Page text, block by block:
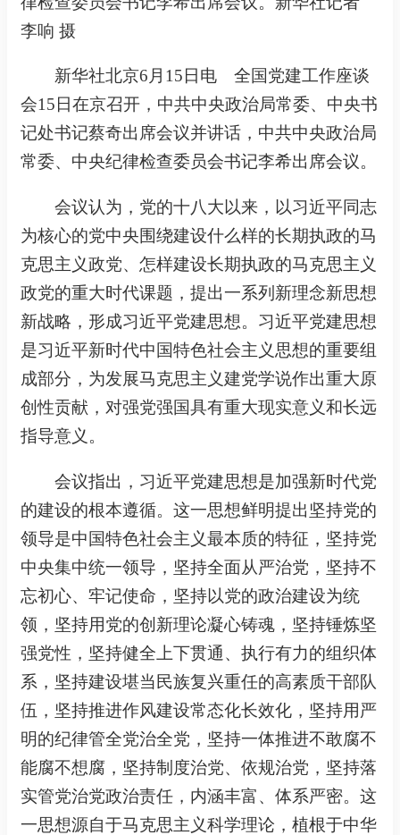
李响 摄
新华社北京6月15日电 全国党建工作座谈
会15日在京召开，中共中央政治局常委、中央书
记处书记蔡奇出席会议并讲话，中共中央政治局
常委、中央纪律检查委员会书记李希出席会议。
会议认为，党的十八大以来，以习近平同志
为核心的党中央围绕建设什么样的长期执政的马
克思主义政党、怎样建设长期执政的马克思主义
政党的重大时代课题，提出一系列新理念新思想
新战略，形成习近平党建思想。习近平党建思想
是习近平新时代中国特色社会主义思想的重要组
成部分，为发展马克思主义建党学说作出重大原
创性贡献，对强党强国具有重大现实意义和长远
指导意义。
会议指出，习近平党建思想是加强新时代党
的建设的根本遵循。这一思想鲜明提出坚持党的
领导是中国特色社会主义最本质的特征，坚持党
中央集中统一领导，坚持全面从严治党，坚持不
忘初心、牢记使命，坚持以党的政治建设为统
领，坚持用党的创新理论凝心铸魂，坚持锤炼坚
强党性，坚持健全上下贯通、执行有力的组织体
系，坚持建设堪当民族复兴重任的高素质干部队
伍，坚持推进作风建设常态化长效化，坚持用严
明的纪律管全党治全党，坚持一体推进不敢腐不
能腐不想腐，坚持制度治党、依规治党，坚持落
实管党治党政治责任，内涵丰富、体系严密。这
一思想源自于马克思主义科学理论，植根于中华